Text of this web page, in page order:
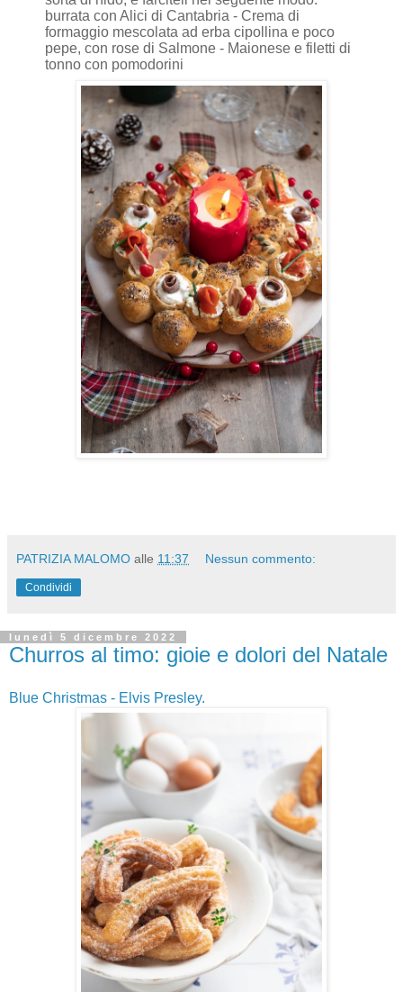
burrata con Alici di Cantabria - Crema di
formaggio mescolata ad erba cipollina e poco
pepe, con rose di Salmone - Maionese e filetti di
tonno con pomodorini
PATRIZIA MALOMO alle 11:37 Nessun commento:
Condividi
lunedì 5 dicembre 2022
Churros al timo: gioie e dolori del Natale
Blue Christmas - Elvis Presley.